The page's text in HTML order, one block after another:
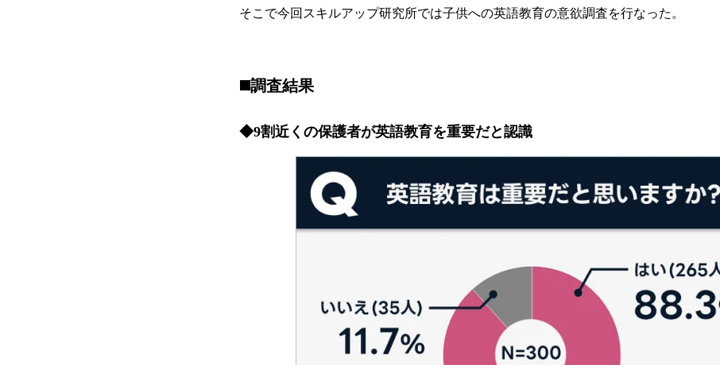
そこで今回スキルアップ研究所では子供への英語教育の意欲調査を行なった。
◼️調査結果
◆9割近くの保護者が英語教育を重要だと認識